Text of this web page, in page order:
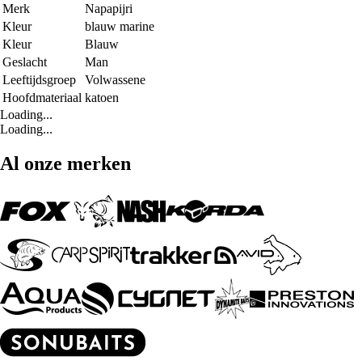
Merk
Napapijri
Kleur
blauw marine
Kleur
Blauw
Geslacht
Man
Leeftijdsgroep
Volwassene
Hoofdmateriaal katoen
Loading...
Loading...
Al onze merken